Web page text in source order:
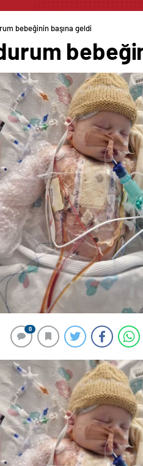
bebeğinin başına geldi
0